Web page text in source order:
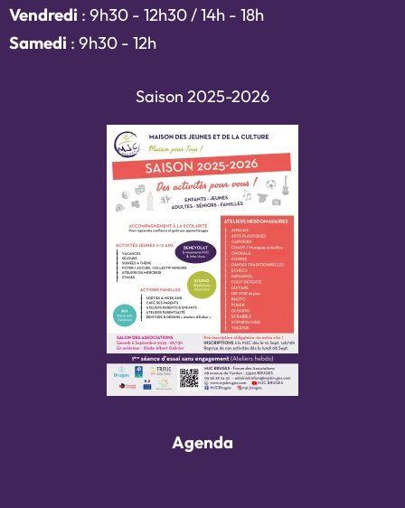
Vendredi : 9h30 - 12h30 / 14h - 18h
Samedi : 9h30 - 12h
Saison 2025-2026
Agenda